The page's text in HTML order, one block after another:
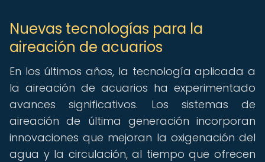
Nuevas tecnologías para la
aireación de acuarios
En los últimos años, la tecnología aplicada a
la aireación de acuarios ha experimentado
avances significativos. Los sistemas de
aireación de última generación incorporan
innovaciones que mejoran la oxigenación del
agua y la circulación, al tiempo que ofrecen